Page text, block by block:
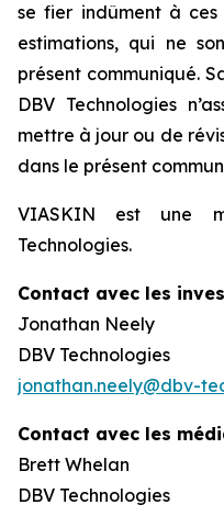
se fier indûment à
estimations, qui ne
présent communiqué.
DBV Technologies
mettre à jour ou de
dans le présent
VIASKIN est une
Technologies.
Contact avec les
Jonathan Neely
DBV Technologies
jonathan.neely@dbv-
Contact avec les
Brett Whelan
DBV Technologies